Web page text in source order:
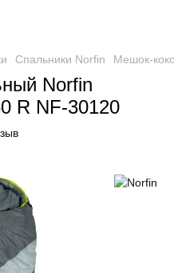
Спальники Norfin Мешок-
Norfin
R NF-30120